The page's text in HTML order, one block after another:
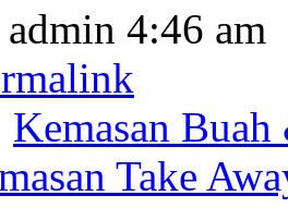
admin 4:46 am
Kemasan
Take